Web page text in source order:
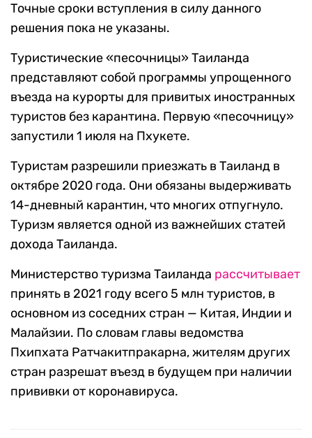
Точные сроки вступления в силу данного
решения пока не указаны.
Туристические «песочницы» Таиланда
представляют собой программы упрощенного
въезда на курорты для привитых иностранных
туристов без карантина. Первую «песочницу»
запустили 1 июля на Пхукете.
Туристам разрешили приезжать в Таиланд в
октябре 2020 года. Они обязаны выдерживать
14-дневный карантин, что многих отпугнуло.
Туризм является одной из важнейших статей
дохода Таиланда.
Министерство туризма Таиланда рассчитывает
принять в 2021 году всего 5 млн туристов, в
основном из соседних стран — Китая, Индии и
Малайзии. По словам главы ведомства
Пхипхата Ратчакитпракарна, жителям других
стран разрешат въезд в будущем при наличии
прививки от коронавируса.